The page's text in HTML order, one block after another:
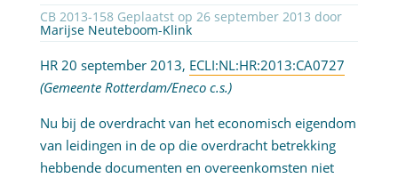
CB 2013-158 Geplaatst op 26 september 2013 door
Marijse Neuteboom-Klink
HR 20 september 2013, ECLI:NL:HR:2013:CA0727
(Gemeente Rotterdam/Eneco c.s.)
Nu bij de overdracht van het economisch eigendom
van leidingen in de op die overdracht betrekking
hebbende documenten en overeenkomsten niet